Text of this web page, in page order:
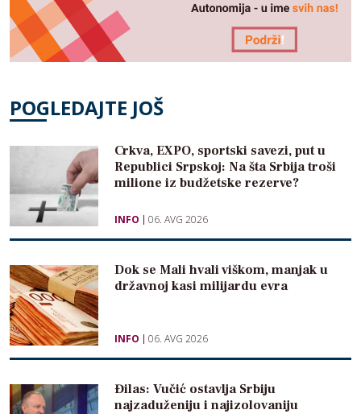
POGLEDAJTE JOŠ
Crkva, EXPO, sportski savezi, put u
Republici Srpskoj: Na šta Srbija troši
milione iz budžetske rezerve?
INFO 06. AVG 2026
Dok se Mali hvali viškom, manjak u
državnoj kasi milijardu evra
INFO 06. AVG 2026
Đilas: Vučić ostavlja Srbiju
najzaduženiju i najizolovaniju